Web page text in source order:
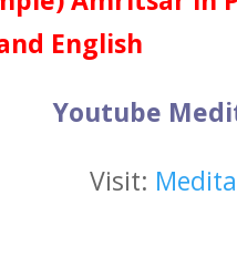
English
Youtube
Visit: